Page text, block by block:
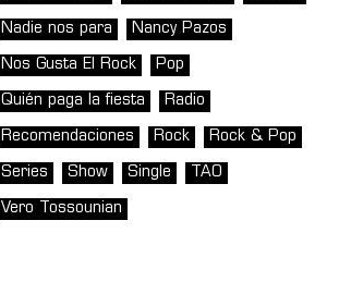
Nadie nos para Nancy Pazos
Nos Gusta El Rock Pop
Quién paga la fiesta Radio
Recomendaciones Rock Rock & Pop
Series Show Single TAO
Vero Tossounian